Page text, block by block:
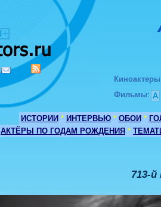
Киноактеры
Фильмы: А
ИСТОРИИ * ИНТЕРВЬЮ * ОБОИ *
АКТЁРЫ ПО ГОДАМ РОЖДЕНИЯ *
713-